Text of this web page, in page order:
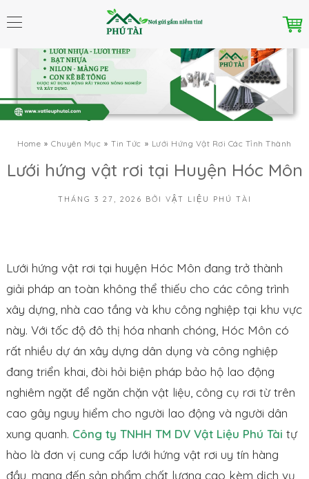
Home Chuyên Mục Tin Tức Lưới Hứng Vật Rơi Các Tỉnh Thành
Lưới hứng vật rơi tại Huyện Hóc Môn
THÁNG 3 27, 2026 BỞI VẬT LIỆU PHÚ TÀI
Lưới hứng vật rơi tại huyện Hóc Môn đang trở thành
giải pháp an toàn không thể thiếu cho các công trình
xây dựng, nhà cao tầng và khu công nghiệp tại khu vực
này. Với tốc độ đô thị hóa nhanh chóng, Hóc Môn có
rất nhiều dự án xây dựng dân dụng và công nghiệp
đang triển khai, đòi hỏi biện pháp bảo hộ lao động
nghiêm ngặt để ngăn chặn vật liệu, công cụ rơi từ trên
cao gây nguy hiểm cho người lao động và người dân
xung quanh. Công ty TNHH TM DV Vật Liệu Phú Tài tự
hào là đơn vị cung cấp lưới hứng vật rơi uy tín hàng
đầu, mang đến sản phẩm chất lượng cao kèm dịch vụ